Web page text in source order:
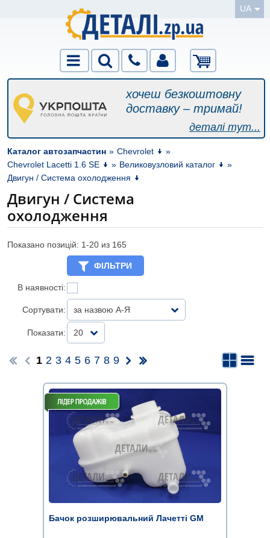
UA
хочеш безкоштовну
доставку – тримай!
деталі тут...
Каталог автозапчастин » Chevrolet
»
Chevrolet Lacetti 1.6 SE
» Великовузловий каталог
»
Двигун / Система охолодження
Двигун / Система
охолодження
Показано позицій: 1-20 из 165
ФІЛЬТРИ
В наявності:
Сортувати: за назвою А-Я
Показати: 20
1 2 3 4 5 6 7 8 9
Бачок розширювальний Лачетті GM